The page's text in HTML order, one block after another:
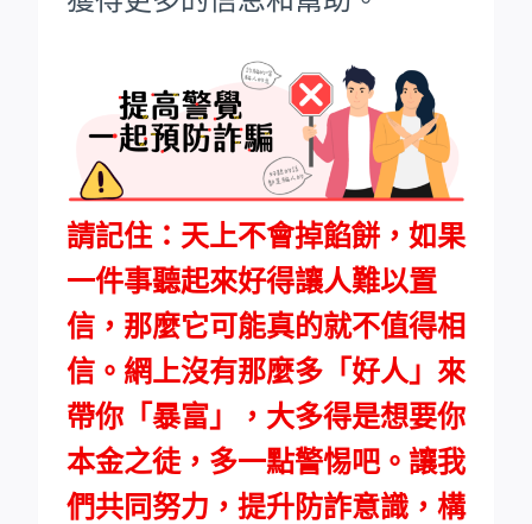
請記住：天上不會掉餡餅，如果
一件事聽起來好得讓人難以置
信，那麼它可能真的就不值得相
信。網上沒有那麼多「好人」來
帶你「暴富」，大多得是想要你
本金之徒，多一點警惕吧。讓我
們共同努力，提升防詐意識，構